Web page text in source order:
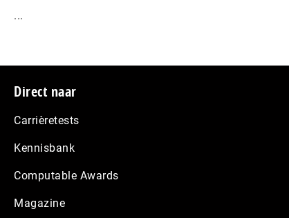
...
Footer
Direct naar
Carrièretests
Kennisbank
Computable Awards
Magazine